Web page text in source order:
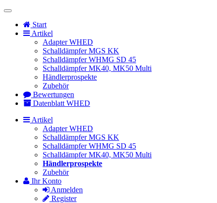
Toggle
NavigationStart
Artikel
Adapter WHED
Schalldämpfer MGS KK
Schalldämpfer WHMG SD 45
Schalldämpfer MK40, MK50 Multi
Händlerprospekte
Zubehör
Bewertungen
Datenblatt WHED
Artikel
Adapter WHED
Schalldämpfer MGS KK
Schalldämpfer WHMG SD 45
Schalldämpfer MK40, MK50 Multi
Händlerprospekte
Zubehör
Ihr Konto
Anmelden
Register